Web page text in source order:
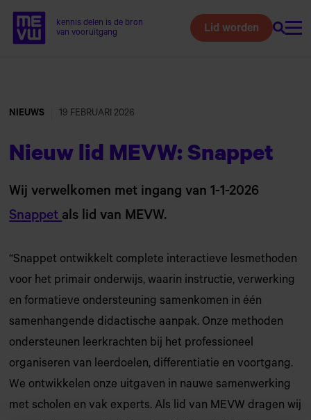
Naar
Home van MEVW
kennis delen is de bron
van vooruitgang
Lid worden
Nieuw lid MEVW: Snappet
NIEUWS 19 FEBRUARI 2026
Wij verwelkomen met ingang van 1-1-2026
Snappetals lid van MEVW.
“Snappet ontwikkelt complete interactieve lesmethoden
voor het primair onderwijs, waarin instructie, verwerking
en formatieve ondersteuning samenkomen in één
samenhangende didactische aanpak. Onze methoden
ondersteunen leerkrachten bij het professioneel
organiseren van leerdoelen, differentiatie en voortgang.
We ontwikkelen onze uitgaven in nauwe samenwerking
met scholen en vak experts. Als lid van MEVW dragen wij